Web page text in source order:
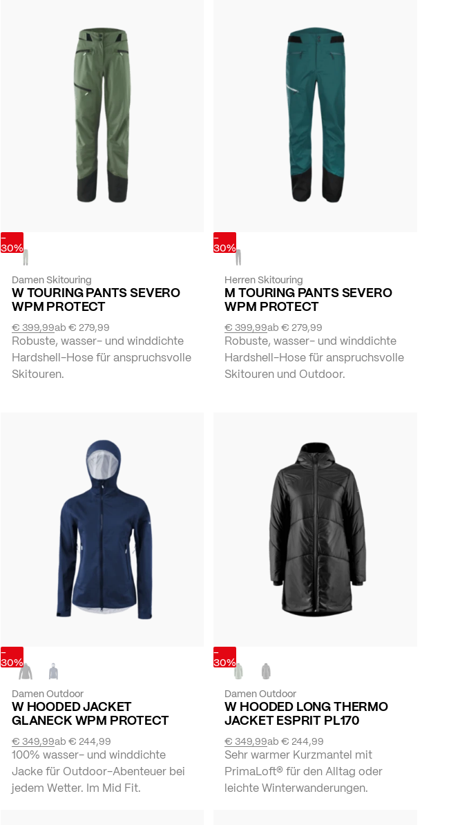
-
30%
Damen Skitouring
W TOURING PANTS SEVERO
WPM PROTECT
ab€ 279,99
€ 399,99
Robuste, wasser- und winddichte
Hardshell-Hose für anspruchsvolle
Skitouren.
-
30%
Herren Skitouring
M TOURING PANTS SEVERO
WPM PROTECT
ab € 279,99
€ 399,99
Robuste, wasser- und winddichte
Hardshell-Hose für anspruchsvolle
Skitouren und Outdoor.
-
30%
Damen Outdoor
W HOODED JACKET
GLANECK WPM PROTECT
ab€ 244,99
€ 349,99
100% wasser- und winddichte
Jacke für Outdoor-Abenteuer bei
jedem Wetter. Im Mid Fit.
-
30%
Damen Outdoor
W HOODED LONG THERMO
JACKET ESPRIT PL170
ab € 244,99
€ 349,99
Sehr warmer Kurzmantel mit
PrimaLoft® für den Alltag oder
leichte Winterwanderungen.